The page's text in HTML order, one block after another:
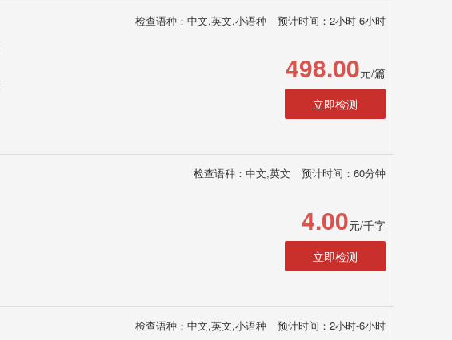
检查语种：中文,英文,小语种 预计时间：2小时-6小时
498.00元/篇
立即检测
检查语种：中文,英文 预计时间：60分钟
4.00元/千字
立即检测
检查语种：中文,英文,小语种 预计时间：2小时-6小时